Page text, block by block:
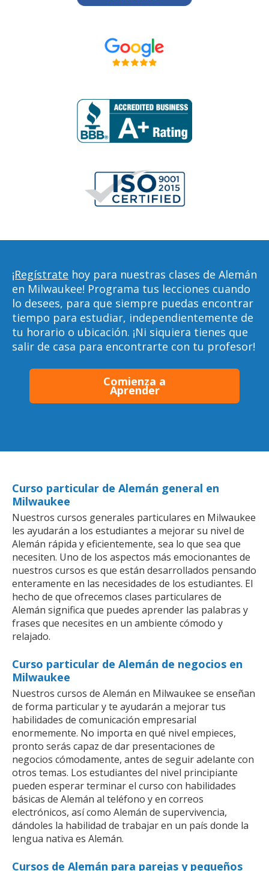
¡Regístrate hoy para nuestras clases de Alemán
en Milwaukee! Programa tus lecciones cuando
lo desees, para que siempre puedas encontrar
tiempo para estudiar, independientemente de
tu horario o ubicación. ¡Ni siquiera tienes que
salir de casa para encontrarte con tu profesor!
Comienza a
Aprender
Curso particular de Alemán general en
Milwaukee
Nuestros cursos generales particulares en Milwaukee
les ayudarán a los estudiantes a mejorar su nivel de
Alemán rápida y eficientemente, sea lo que sea que
necesiten. Uno de los aspectos más emocionantes de
nuestros cursos es que están desarrollados pensando
enteramente en las necesidades de los estudiantes. El
hecho de que ofrecemos clases particulares de
Alemán significa que puedes aprender las palabras y
frases que necesites en un ambiente cómodo y
relajado.
Curso particular de Alemán de negocios en
Milwaukee
Nuestros cursos de Alemán en Milwaukee se enseñan
de forma particular y te ayudarán a mejorar tus
habilidades de comunicación empresarial
enormemente. No importa en qué nivel empieces,
pronto serás capaz de dar presentaciones de
negocios cómodamente, antes de seguir adelante con
otros temas. Los estudiantes del nivel principiante
pueden esperar terminar el curso con habilidades
básicas de Alemán al teléfono y en correos
electrónicos, así como Alemán de supervivencia,
dándoles la habilidad de trabajar en un país donde la
lengua nativa es Alemán.
Cursos de Alemán para parejas y pequeños